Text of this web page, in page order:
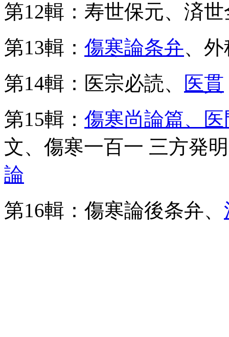
第12輯：寿世保元、済
第13輯： 傷寒論条弁、
第14輯：医宗必読、
医貫
第15輯： 傷寒尚論篇、
文、傷寒一百一 三方発
論
第16輯：傷寒論後条弁、